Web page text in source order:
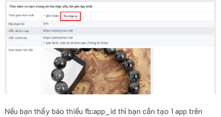
Nếu bạn thấy báo thiếu fb:app_id thì bạn cần tạo 1 app trên